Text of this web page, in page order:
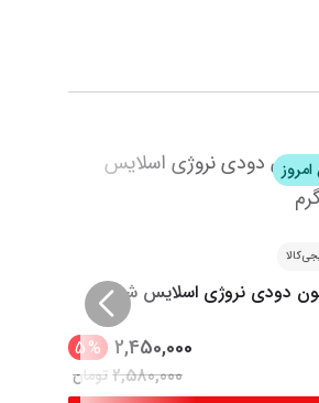
دودی نروژی اسلایس شده
2,450,000
%
5
2,580,000تومان